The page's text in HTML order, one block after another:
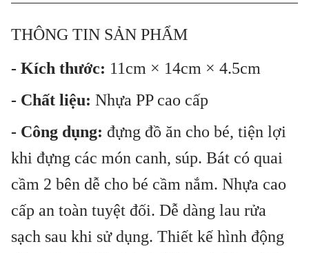
THÔNG TIN SẢN PHẨM
- Kích thước: 11cm × 14cm × 4.5cm
- Chất liệu: Nhựa PP cao cấp
- Công dụng: đựng đồ ăn cho bé, tiện lợi
khi đựng các món canh, súp. Bát có quai
cầm 2 bên dễ cho bé cầm nắm. Nhựa cao
cấp an toàn tuyệt đối. Dễ dàng lau rửa
sạch sau khi sử dụng. Thiết kế hình động